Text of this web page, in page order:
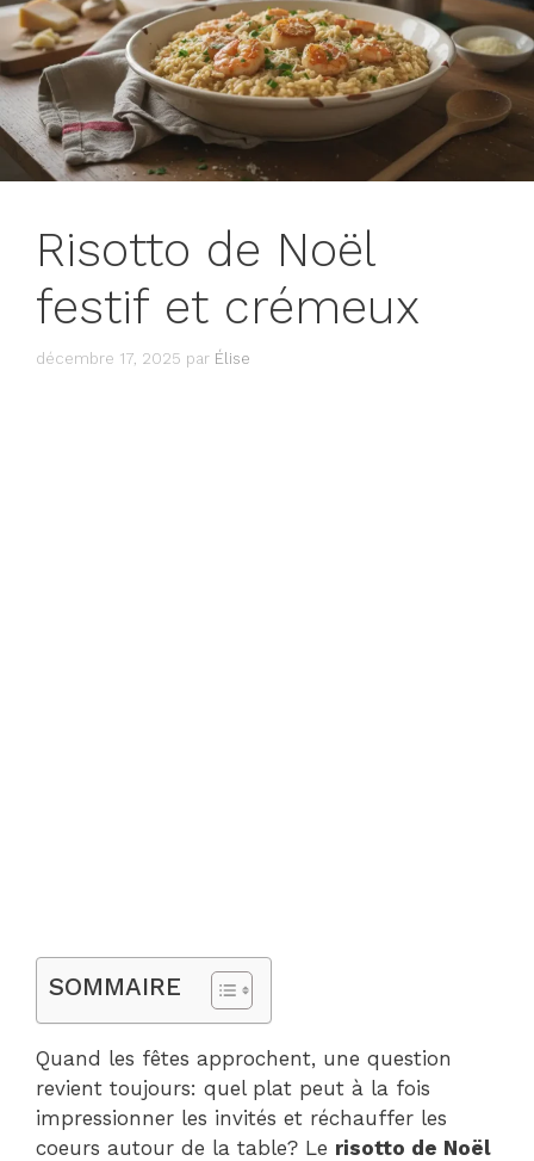
Risotto de Noël
festif et crémeux
décembre 17, 2025 par Élise
SOMMAIRE
Quand les fêtes approchent, une question
revient toujours: quel plat peut à la fois
impressionner les invités et réchauffer les
coeurs autour de la table? Le risotto de Noël